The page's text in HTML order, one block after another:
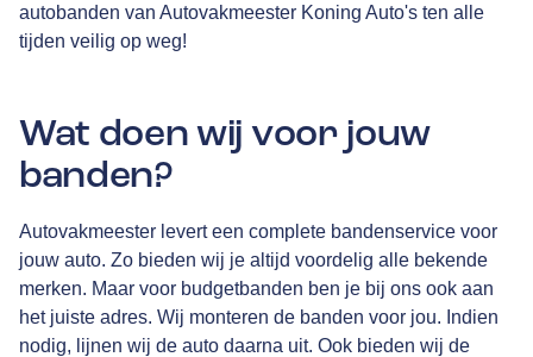
autobanden van Autovakmeester Koning Auto's ten alle
tijden veilig op weg!
Wat doen wij voor jouw
banden?
Autovakmeester levert een complete bandenservice voor
jouw auto. Zo bieden wij je altijd voordelig alle bekende
merken. Maar voor budgetbanden ben je bij ons ook aan
het juiste adres. Wij monteren de banden voor jou. Indien
nodig, lijnen wij de auto daarna uit. Ook bieden wij de